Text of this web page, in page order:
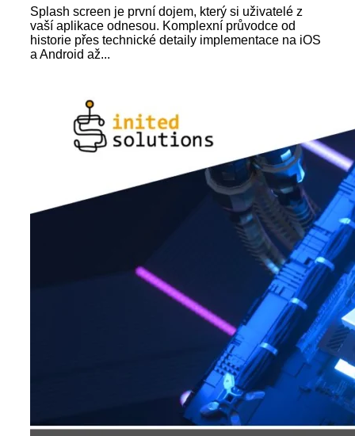
Splash screen je první dojem, který si uživatelé z
vaší aplikace odnesou. Komplexní průvodce od
historie přes technické detaily implementace na iOS
a Android až...